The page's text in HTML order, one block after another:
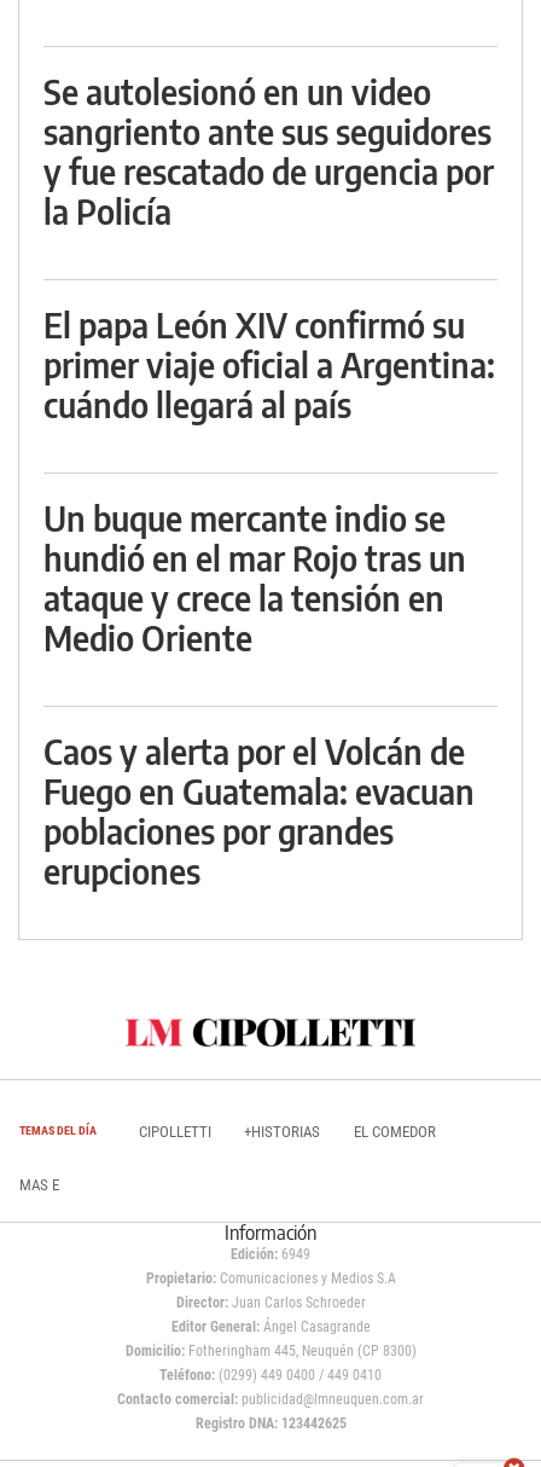
Se autolesionó en un video
sangriento ante sus seguidores
y fue rescatado de urgencia por
la Policía
El papa León XIV confirmó su
primer viaje oficial a Argentina:
cuándo llegará al país
Un buque mercante indio se
hundió en el mar Rojo tras un
ataque y crece la tensión en
Medio Oriente
Caos y alerta por el Volcán de
Fuego en Guatemala: evacuan
poblaciones por grandes
erupciones
TEMAS DEL DÍA CIPOLLETTI +HISTORIAS EL COMEDOR
MAS E
Información
Edición: 6949
Propietario:Comunicaciones y Medios S.A
Director: Juan Carlos Schroeder
Editor General:Ángel Casagrande
Domicilio:Fotheringham 445, Neuquén (CP 8300)
Teléfono: (0299) 449 0400 / 449 0410
Contacto comercial: publicidad@lmneuquen.com.ar
Registro DNA: 123442625